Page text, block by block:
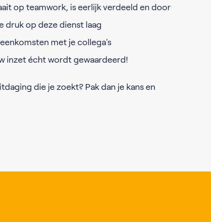
op teamwork, is eerlijk verdeeld en door
druk op deze dienst laag
met je collega's
inzet écht wordt gewaardeerd!
die je zoekt? Pak dan je kans en